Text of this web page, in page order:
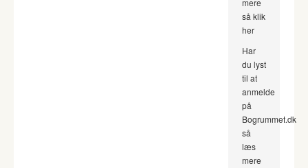
så klik
her
Har
du lyst
til at
anmelde
på
Bogrummet.dk
så
læs
mere